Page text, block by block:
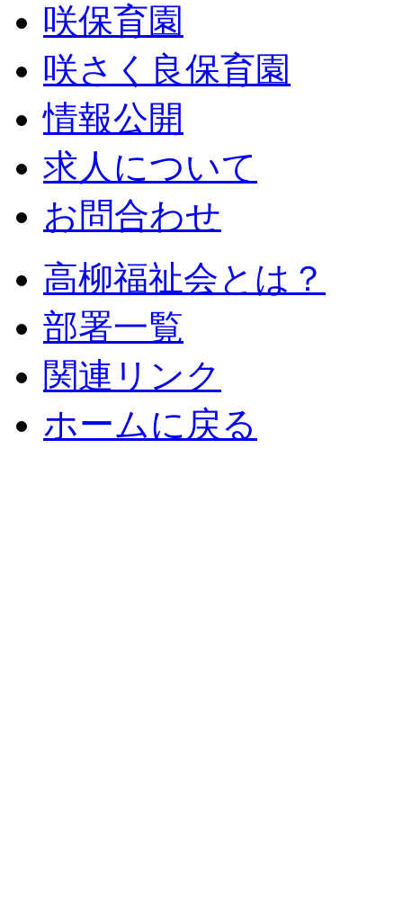
咲保育園
咲さく良保育園
情報公開
求人について
お問合わせ
高柳福祉会とは？
部署一覧
関連リンク
ホームに戻る